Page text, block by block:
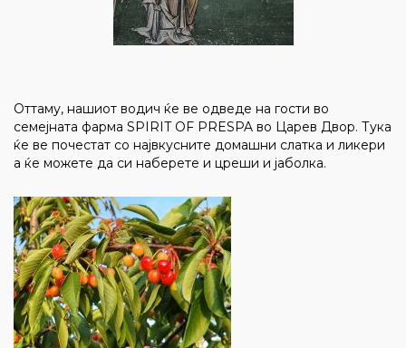
Оттаму, нашиот водич ќе ве одведе на гости во
семејната фарма SPIRIT OF PRESPA во Царев Двор. Тука
ќе ве почестат со највкусните домашни слатка и ликери
а ќе можете да си наберете и цреши и јаболка.